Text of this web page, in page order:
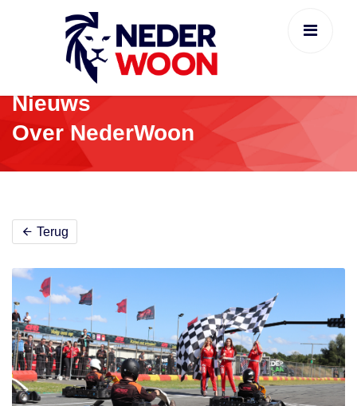
Nieuws
Over NederWoon
Terug